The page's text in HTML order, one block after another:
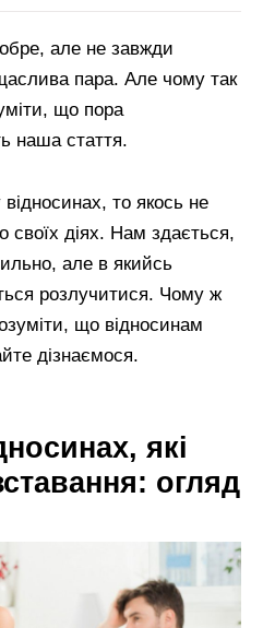
але не завжди
пара. Але чому так
що пора
наша стаття.
то якось не
діях. Нам здається,
але в якийсь
розлучитися. Чому ж
що відносинам
дізнаємося.
які
огляд